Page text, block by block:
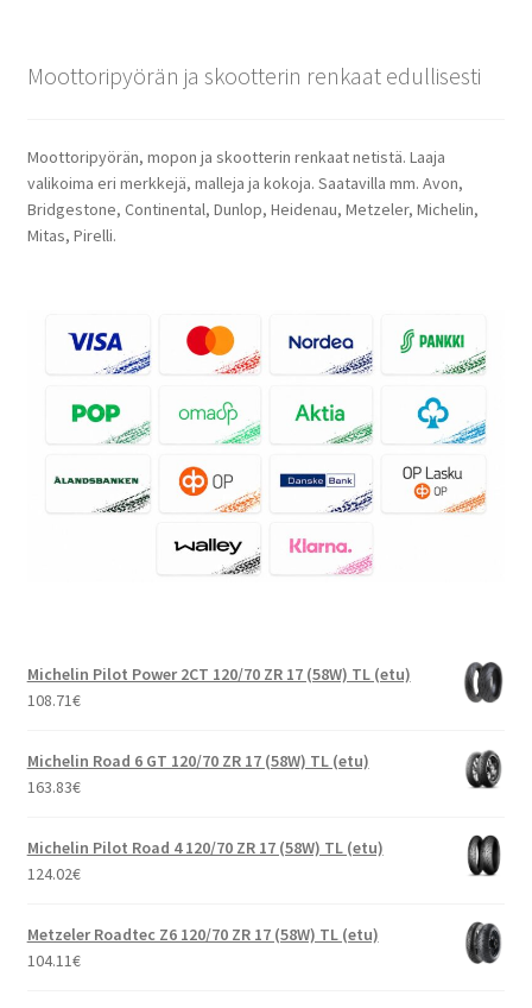
Moottoripyörän ja skootterin renkaat edullisesti
Moottoripyörän, mopon ja skootterin renkaat netistä. Laaja
valikoima eri merkkejä, malleja ja kokoja. Saatavilla mm. Avon,
Bridgestone, Continental, Dunlop, Heidenau, Metzeler, Michelin,
Mitas, Pirelli.
Michelin Pilot Power 2CT 120/70 ZR 17 (58W) TL (etu)
108.71€
Michelin Road 6 GT 120/70 ZR 17 (58W) TL (etu)
163.83€
Michelin Pilot Road 4 120/70 ZR 17 (58W) TL (etu)
124.02€
Metzeler Roadtec Z6 120/70 ZR 17 (58W) TL (etu)
104.11€